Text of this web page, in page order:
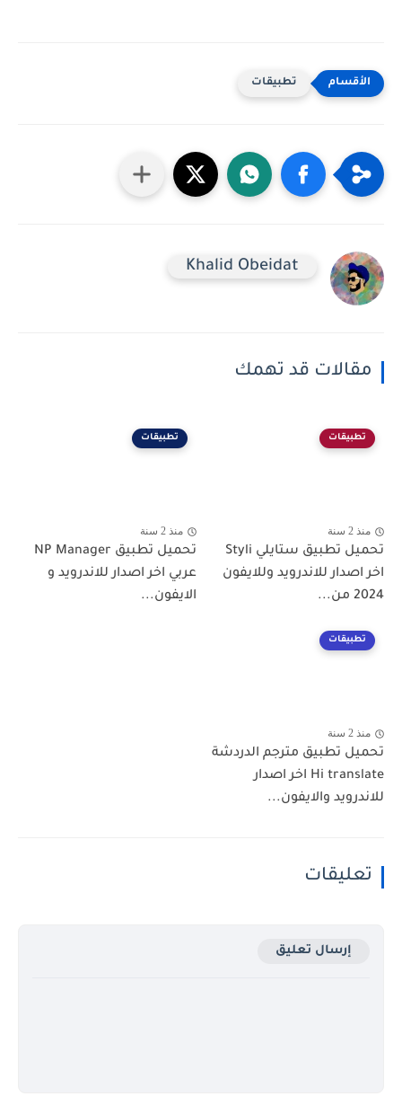
تطبيقات
Khalid Obeidat
مقالات قد تهمك
تطبيقات
منذ 2 سنة
تحميل تطبيق ستايلي Styli
اخر اصدار للاندرويد وللايفون
2024 من...
تطبيقات
منذ 2 سنة
تحميل تطبيق NP Manager
عربي اخر اصدار للاندرويد و
الايفون...
تطبيقات
منذ 2 سنة
تحميل تطبيق مترجم الدردشة
Hi translate اخر اصدار
للاندرويد والايفون...
تعليقات
إرسال تعليق